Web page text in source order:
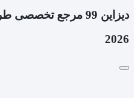
دیزاین 99 مرجع تخصصی طرح های گرافیکی
2026